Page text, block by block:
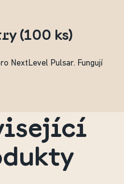
(100 ks)
NextLevel Pulsar. Fungují